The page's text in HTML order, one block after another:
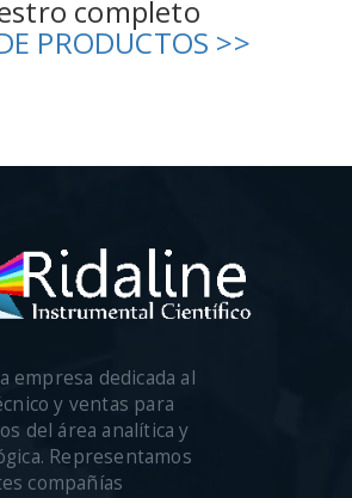
completo
PRODUCTOS >>
empresa dedicada al
y ventas para
del área analítica y
Representamos
compañías